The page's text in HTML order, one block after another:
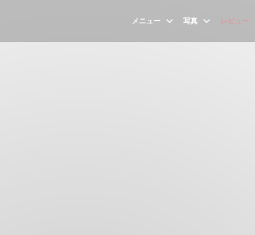
メニュー 写真 レビュー